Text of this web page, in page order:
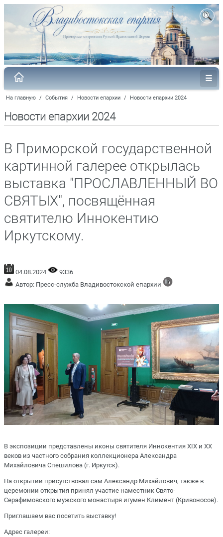
На главную / События / Новости епархии / Новости епархии 2024
Новости епархии 2024
В Приморской государственной
картинной галерее открылась
выставка "ПРОСЛАВЛЕННЫЙ ВО
СВЯТЫХ", посвящённая
святителю Иннокентию
Иркутскому.
04.08.2024
9336
Автор: Пресс-служба Владивостокской епархии
В экспозиции представлены иконы святителя Иннокентия XIX и XX
веков из частного собрания коллекционера Александра
Михайловича Спешилова (г. Иркутск).
На открытии присутствовал сам Александр Михайлович, также в
церемонии открытия принял участие наместник Свято-
Серафимовского мужского монастыря игумен Климент (Кривоносов).
Приглашаем вас посетить выставку!
Адрес галереи: